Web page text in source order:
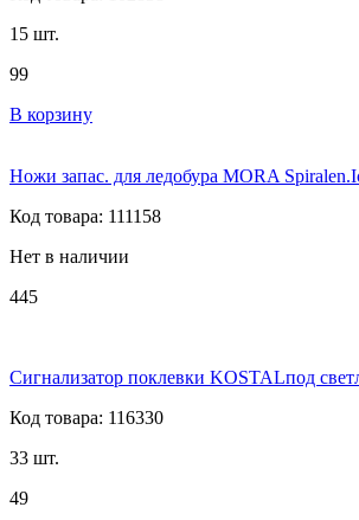
15 шт.
99
В корзину
Ножи запас. для ледобура MORA
Код товара: 111158
Нет в наличии
445
Сигнализатор поклевки KOSTALпод
Код товара: 116330
33 шт.
49